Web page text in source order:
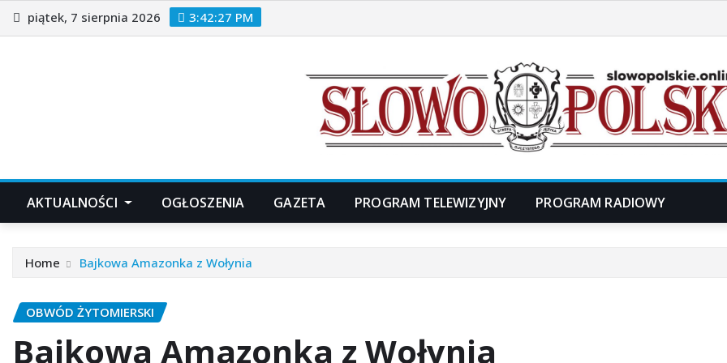
Skip
to
piątek, 7 sierpnia 2026 3:42:28 PM
AKTUALNOŚCI OGŁOSZENIA GAZETA PROGRAM TELEWIZYJNY PROGRAM RADIOWY
Home Bajkowa Amazonka z Wołynia
OBWÓD ŻYTOMIERSKI
Bajkowa Amazonka z Wołynia